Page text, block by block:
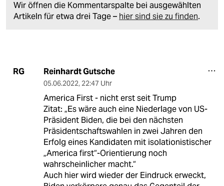
Wir öffnen die Kommentarspalte bei ausgewählten
Artikeln für etwa drei Tage – hier sind sie zu finden.
RG Reinhardt Gutsche
05.06.2022, 22:47 Uhr
America First - nicht erst seit Trump
Zitat: „Es wäre auch eine Niederlage von US-
Präsident Biden, die bei den nächsten
Präsidentschaftswahlen in zwei Jahren den
Erfolg eines Kandidaten mit isolationistischer
„America first“-Orientierung noch
wahrscheinlicher macht.“
Auch hier wird wieder der Eindruck erweckt,